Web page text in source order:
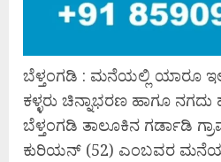
ಬೆಳ್ತಂಗಡಿ : ಮನೆಯಲ್ಲಿ ಯಾರೂ
ಕಳ್ಳರು ಚಿನ್ನಾಭರಣ ಹಾಗೂ
ಬೆಳ್ತಂಗಡಿ ತಾಲೂಕಿನ ಗರ್ಡಾಡಿ
ಕುರಿಯನ್ (52) ಎಂಬವರ